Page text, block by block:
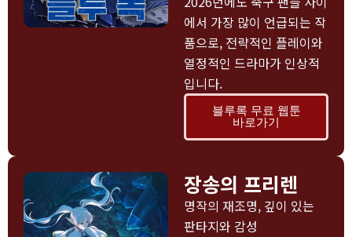
에서 가장 많이 언급되는 작
품으로, 전략적인 플레이와
열정적인 드라마가 인상적
입니다.
블루록 무료 웹툰
바로가기
장송의 프리렌
명작의 재조명, 깊이 있는
판타지와 감성